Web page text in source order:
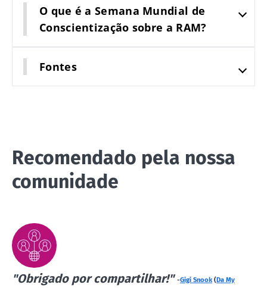
O que é a Semana Mundial de
Conscientização sobre a RAM?
Fontes
Recomendado pela nossa
comunidade
"Obrigado por compartilhar!"-Gigi Snook (Da My